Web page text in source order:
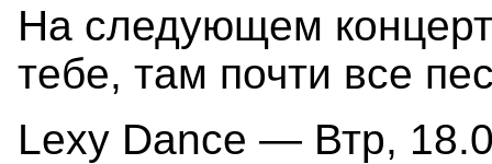
На следующем
тебе, там почти все
Lexy Dance — Втр,